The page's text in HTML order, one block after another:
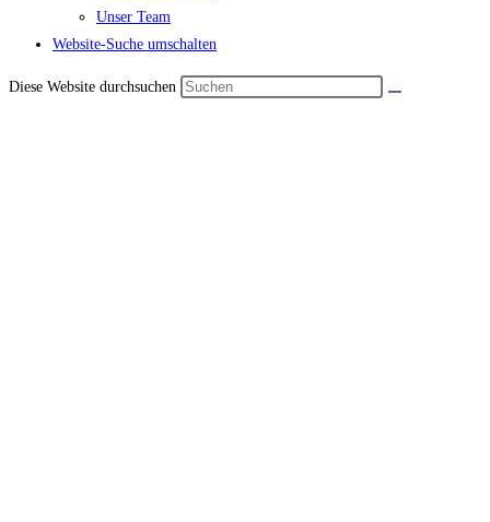
Unser Team
Website-Suche umschalten
Diese Website durchsuchen